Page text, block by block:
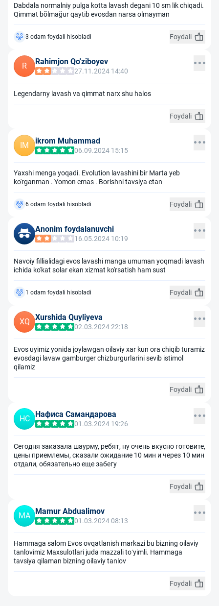
Dabdala normalniy pulga kotta lavash degani 10 sm lik chiqadi.
Qimmat bõlmağur qaytib evosdan narsa olmayman
Foydali
3 odam foydali hisobladi
R Rahimjon Qo'ziboyev
27.11.2024 14:40
Legendarny lavash va qimmat narx shu halos
Foydali
IM ikrom Muhammad
06.09.2024 15:15
Yaxshi menga yoqadi. Evolution lavashini bir Marta yeb
ko'rganman . Yomon emas . Borishni tavsiya etan
Foydali
6 odam foydali hisobladi
Anonim foydalanuvchi
16.05.2024 10:19
Navoiy fillialidagi evos lavashi manga umuman yoqmadi lavash
ichida ko'kat solar ekan xizmat ko'rsatish ham sust
Foydali
1 odam foydali hisobladi
XQ Xurshida Quyliyeva
02.03.2024 22:18
Evos uyimiz yonida joylawgan oilaviy xar kun ora chiqib turamiz
evosdagi lavaw gamburger chizburgurlarini sevib istimol
qilamiz
Foydali
НС Нафиса Самандарова
01.03.2024 19:26
Сегодня заказала шаурму, ребят, ну очень вкусно готовите,
цены приемлемы, сказали ожидание 10 мин и через 10 мин
отдали, обязательно еще забегу
Foydali
MA Mamur Abdualimov
01.03.2024 08:13
Hammaga salom Evos ovqatlanish markazi bu bizning oilaviy
tanlovimiz Maxsulotlari juda mazzali toʻyimli. Hammaga
tavsiya qilaman bizning oilaviy tanlov
Foydali